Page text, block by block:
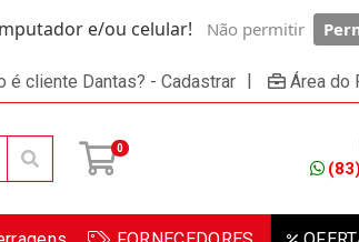
e/ou celular! Não permitir
é cliente Dantas? - Cadastrar | Área do
0